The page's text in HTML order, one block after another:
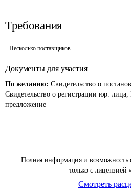
Полная информация и возможность
только с лицензией
Смотреть
Требования
Несколько поставщиков
Документы для участия
По желанию: Свидетельство о
Свидетельство о регистрации юр.
предложение